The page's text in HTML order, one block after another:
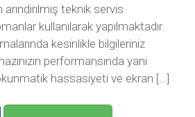
teknik servis
kullanılarak yapılmaktadır.
kesinlikle bilgileriniz
performansında yani
hassasiyeti ve ekran […]